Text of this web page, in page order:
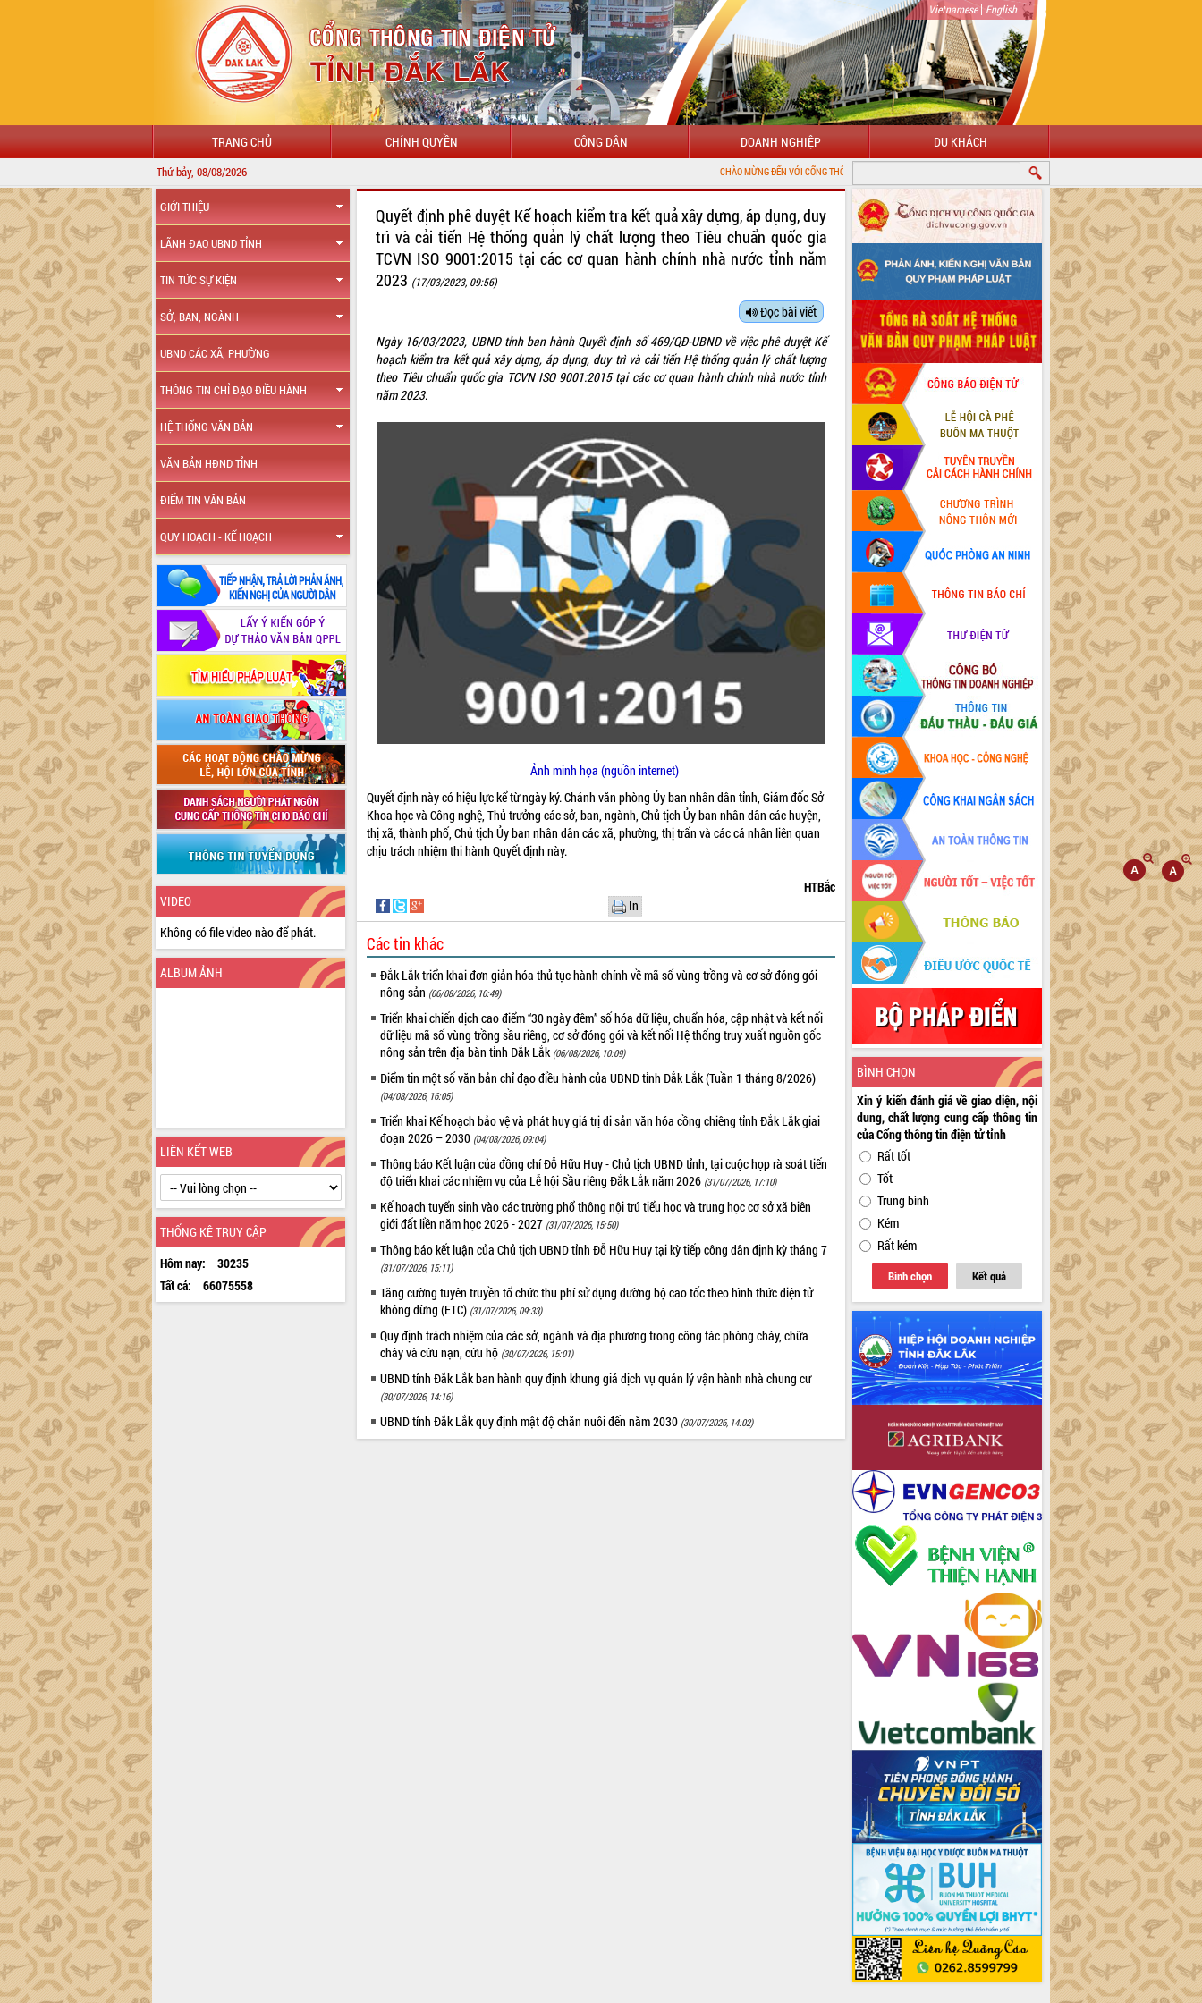
Vietnamese| English
TRANG CHỦ CHÍNH QUYỀN CÔNG DÂN DOANH NGHIỆP DU KHÁCH
Thứ bảy, 08/08/2026 CHÀO MỪNG ĐẾN VỚI CỔNG THÔNG TIN ĐIỆN TỬ TỈNH ĐẮK LẮK
GIỚI THIỆU
LÃNH ĐẠO UBND TỈNH
TIN TỨC SỰ KIỆN
SỞ, BAN, NGÀNH
UBND CÁC XÃ, PHƯỜNG
THÔNG TIN CHỈ ĐẠO ĐIỀU HÀNH
HỆ THỐNG VĂN BẢN
VĂN BẢN HĐND TỈNH
ĐIỂM TIN VĂN BẢN
QUY HOẠCH - KẾ HOẠCH
VIDEO
Không có file video nào để phát.
ALBUM ẢNH
LIÊN KẾT WEB
THỐNG KÊ TRUY CẬP
Hôm nay:
30235
Tất cả:
66075558
Quyết định phê duyệt Kế hoạch kiểm tra kết quả xây dựng, áp dụng, duy
trì và cải tiến Hệ thống quản lý chất lượng theo Tiêu chuẩn quốc gia
TCVN ISO 9001:2015 tại các cơ quan hành chính nhà nước tỉnh năm
2023 (17/03/2023, 09:56)
Đọc bài viết
Ngày 16/03/2023, UBND tỉnh ban hành Quyết định số 469/QĐ-UBND về việc phê duyệt Kế
hoạch kiểm tra kết quả xây dựng, áp dụng, duy trì và cải tiến Hệ thống quản lý chất lượng
theo Tiêu chuẩn quốc gia TCVN ISO 9001:2015 tại các cơ quan hành chính nhà nước tỉnh
năm 2023.
Ảnh minh họa (nguồn internet)
Quyết định này có hiệu lực kể từ ngày ký. Chánh văn phòng Ủy ban nhân dân tỉnh, Giám đốc Sở
Khoa học và Công nghệ, Thủ trưởng các sở, ban, ngành, Chủ tịch Ủy ban nhân dân các huyện,
thị xã, thành phố, Chủ tịch Ủy ban nhân dân các xã, phường, thị trấn và các cá nhân liên quan
chịu trách nhiệm thi hành Quyết định này.
HTBắc
In
Các tin khác
Đắk Lắk triển khai đơn giản hóa thủ tục hành chính về mã số vùng trồng và cơ sở đóng gói
nông sản (06/08/2026, 10:49)
Triển khai chiến dịch cao điểm “30 ngày đêm” số hóa dữ liệu, chuẩn hóa, cập nhật và kết nối
dữ liệu mã số vùng trồng sầu riêng, cơ sở đóng gói và kết nối Hệ thống truy xuất nguồn gốc
nông sản trên địa bàn tỉnh Đắk Lắk (06/08/2026, 10:09)
Điểm tin một số văn bản chỉ đạo điều hành của UBND tỉnh Đắk Lắk (Tuần 1 tháng 8/2026)
(04/08/2026, 16:05)
Triển khai Kế hoạch bảo vệ và phát huy giá trị di sản văn hóa cồng chiêng tỉnh Đắk Lắk giai
đoạn 2026 – 2030 (04/08/2026, 09:04)
Thông báo Kết luận của đồng chí Đỗ Hữu Huy - Chủ tịch UBND tỉnh, tại cuộc họp rà soát tiến
độ triển khai các nhiệm vụ của Lễ hội Sầu riêng Đắk Lắk năm 2026 (31/07/2026, 17:10)
Kế hoạch tuyển sinh vào các trường phổ thông nội trú tiểu học và trung học cơ sở xã biên
giới đất liền năm học 2026 - 2027 (31/07/2026, 15:50)
Thông báo kết luận của Chủ tịch UBND tỉnh Đỗ Hữu Huy tại kỳ tiếp công dân định kỳ tháng 7
(31/07/2026, 15:11)
Tăng cường tuyên truyền tổ chức thu phí sử dụng đường bộ cao tốc theo hình thức điện tử
không dừng (ETC) (31/07/2026, 09:33)
Quy định trách nhiệm của các sở, ngành và địa phương trong công tác phòng cháy, chữa
cháy và cứu nạn, cứu hộ (30/07/2026, 15:01)
UBND tỉnh Đắk Lắk ban hành quy định khung giá dịch vụ quản lý vận hành nhà chung cư
(30/07/2026, 14:16)
UBND tỉnh Đắk Lắk quy định mật độ chăn nuôi đến năm 2030 (30/07/2026, 14:02)
BÌNH CHỌN
Xin ý kiến đánh giá về giao diện, nội
dung, chất lượng cung cấp thông tin
của Cổng thông tin điện tử tỉnh
Rất tốt
Tốt
Trung bình
Kém
Rất kém
Bình chọn Kết quả